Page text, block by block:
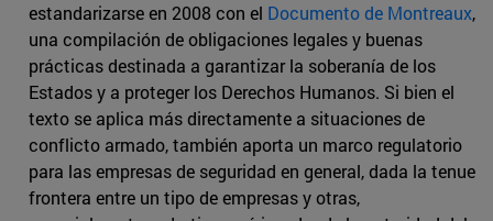
estandarizarse en 2008 con el Documento de Montreaux,
una compilación de obligaciones legales y buenas
prácticas destinada a garantizar la soberanía de los
Estados y a proteger los Derechos Humanos. Si bien el
texto se aplica más directamente a situaciones de
conflicto armado, también aporta un marco regulatorio
para las empresas de seguridad en general, dada la tenue
frontera entre un tipo de empresas y otras,